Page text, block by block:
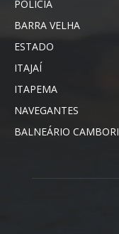
POLÍCIA
BARRA VELHA
ESTADO
ITAJAÍ
ITAPEMA
NAVEGANTES
BALNEÁRIO